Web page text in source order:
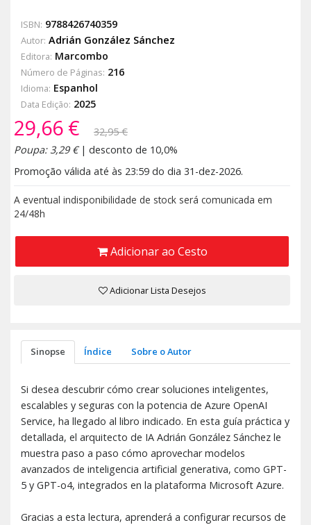
ISBN: 9788426740359
Autor: Adrián González Sánchez
Editora: Marcombo
Número de Páginas: 216
Idioma: Espanhol
Data Edição: 2025
29,66 €
32,95 €
Poupa: 3,29 €| desconto de 10,0%
Promoção válida até às 23:59 do dia 31-dez-2026.
A eventual indisponibilidade de stock será comunicada em
24/48h
Adicionar ao Cesto
Adicionar Lista Desejos
Sinopse Índice Sobre o Autor
Si desea descubrir cómo crear soluciones inteligentes,
escalables y seguras con la potencia de Azure OpenAI
Service, ha llegado al libro indicado. En esta guía práctica y
detallada, el arquitecto de IA Adrián González Sánchez le
muestra paso a paso cómo aprovechar modelos
avanzados de inteligencia artificial generativa, como GPT-
5 y GPT-o4, integrados en la plataforma Microsoft Azure.
Gracias a esta lectura, aprenderá a configurar recursos de